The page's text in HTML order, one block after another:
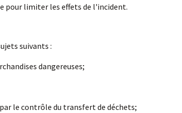
pour limiter les effets de l'incident.
suivants :
dangereuses;
le contrôle du transfert de déchets;